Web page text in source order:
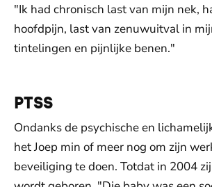
"Ik had chronisch last van mijn nek,
hoofdpijn, last van zenuwuitval in
tintelingen en pijnlijke benen."
PTSS
Ondanks de psychische en
het Joep min of meer nog om zijn
beveiliging te doen. Totdat in 2004